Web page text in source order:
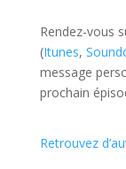
Rendez-vous
(Itunes,
message
prochain
Retrouvez